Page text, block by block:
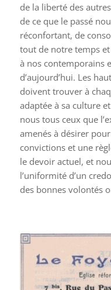
de la liberté des
de ce que le passé
réconfortant, de
tout de notre temps
à nos contemporains
d’aujourd’hui. Les
doivent trouver à
adaptée à sa culture
nous tous ceux que
amenés à désirer
convictions et une
le devoir actuel, et
l’uniformité d’un
des bonnes volontés